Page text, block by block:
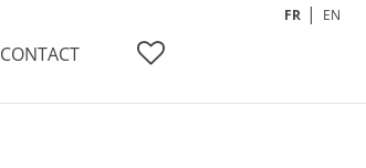
CONTACT
FR EN